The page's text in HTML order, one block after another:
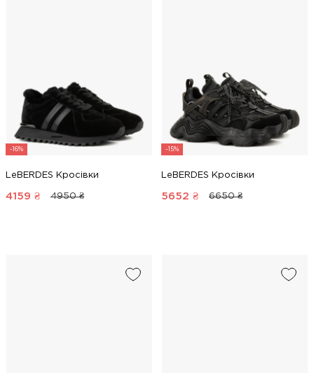
-16%
LeBERDES Кросівки
4159 ₴ 4950 ₴
-15%
LeBERDES Кросівки
5652 ₴ 6650 ₴